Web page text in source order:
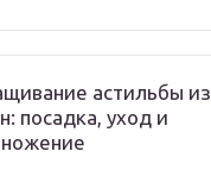
астильбы из
посадка, уход и